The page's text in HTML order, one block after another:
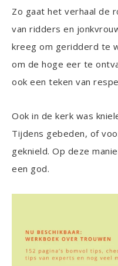
Zo gaat het verhaal de
van ridders en
kreeg om geridderd te
om de hoge eer te
ook een teken van
Ook in de kerk was
Tijdens gebeden, of
geknield. Op deze
een god.